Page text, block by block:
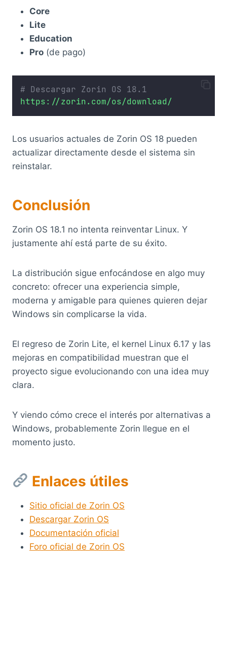
Core
Lite
Education
Pro (de pago)
# Descargar Zorin OS 18.1
https://zorin.com/os/download/
Los usuarios actuales de Zorin OS 18 pueden
actualizar directamente desde el sistema sin
reinstalar.
Conclusión
Zorin OS 18.1 no intenta reinventar Linux. Y
justamente ahí está parte de su éxito.
La distribución sigue enfocándose en algo muy
concreto: ofrecer una experiencia simple,
moderna y amigable para quienes quieren dejar
Windows sin complicarse la vida.
El regreso de Zorin Lite, el kernel Linux 6.17 y las
mejoras en compatibilidad muestran que el
proyecto sigue evolucionando con una idea muy
clara.
Y viendo cómo crece el interés por alternativas a
Windows, probablemente Zorin llegue en el
momento justo.
Enlaces útiles
Sitio oficial de Zorin OS
Descargar Zorin OS
Documentación oficial
Foro oficial de Zorin OS